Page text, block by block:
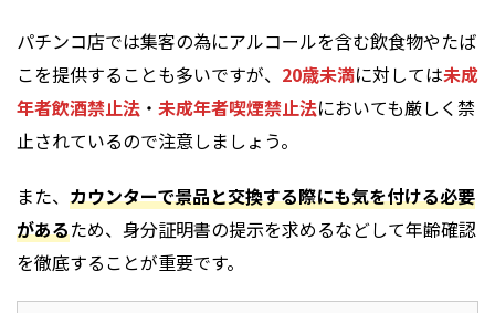
パチンコ店では集客の為にアルコールを含む飲食物やたば
こを提供することも多いですが、 20歳未満に対しては未成
年者飲酒禁止法 ・ 未成年者喫煙禁止法においても厳しく禁
止されているので注意しましょう。
また、 カウンターで景品と交換する際にも気を付ける必要
があるため、身分証明書の提示を求めるなどして年齢確認
を徹底することが重要です。